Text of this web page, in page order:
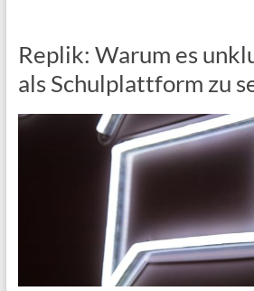
Replik: Warum es
als Schulplattform zu